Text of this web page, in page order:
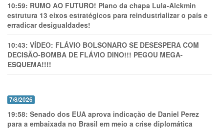
10:59: RUMO AO FUTURO! Plano da chapa Lula-Alckmin
estrutura 13 eixos estratégicos para reindustrializar o país e
erradicar desigualdades!
10:43: VÍDEO: FLÁVIO BOLSONARO SE DESESPERA COM
DECISÃO-BOMBA DE FLÁVIO DINO!!! PEGOU MEGA-
ESQUEMA!!!!
7/8/2026
19:58: Senado dos EUA aprova indicação de Daniel Perez
para a embaixada no Brasil em meio a crise diplomática